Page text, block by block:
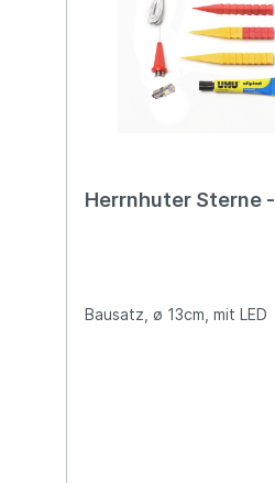
Herrnhuter Sterne
Bausatz, ø 13cm, mit LED